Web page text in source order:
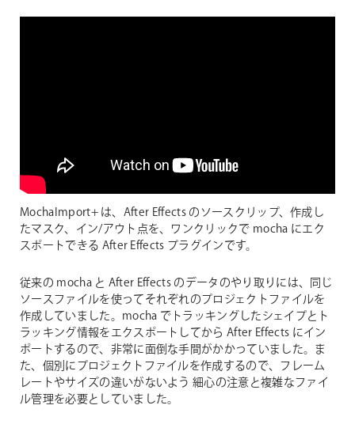
MochaImport+ は、After Effects のソースクリップ、作成し
たマスク、イン/アウト点を、ワンクリックで mocha にエク
スポートできる After Effects プラグインです。
従来の mocha と After Effects のデータのやり取りには、同じ
ソースファイルを使ってそれぞれのプロジェクトファイルを
作成していました。mocha でトラッキングしたシェイプとト
ラッキング情報をエクスポートしてから After Effects にイン
ポートするので、非常に面倒な手間がかかっていました。ま
た、個別にプロジェクトファイルを作成するので、フレーム
レートやサイズの違いがないよう 細心の注意と複雑なファイ
ル管理を必要としていました。